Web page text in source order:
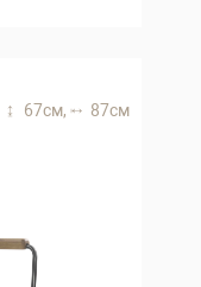
67 см, 87 см